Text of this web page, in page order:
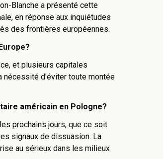
Blanche a présenté cette
en réponse aux inquiétudes
des frontières européennes.
et plusieurs capitales
nécessité d'éviter toute montée
américain en Pologne?
prochains jours, que ce soit
signaux de dissuasion. La
au sérieux dans les milieux